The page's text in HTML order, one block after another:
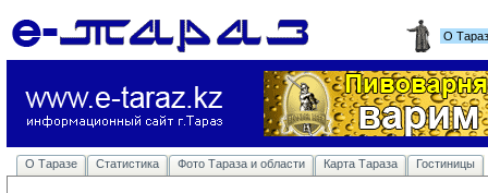
О
О Таразе Статистика Фото Тараза и области Карта Тараза Гостиницы